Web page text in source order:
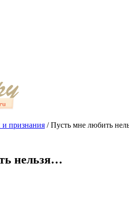
признания /Пусть мне любить
нельзя…